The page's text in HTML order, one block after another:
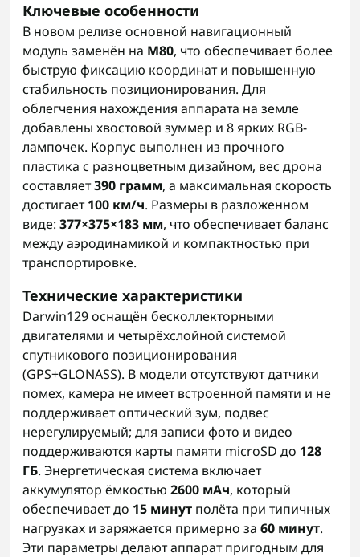
Ключевые особенности
В новом релизе основной навигационный
модуль заменён на M80, что обеспечивает более
быструю фиксацию координат и повышенную
стабильность позиционирования. Для
облегчения нахождения аппарата на земле
добавлены хвостовой зуммер и 8 ярких RGB-
лампочек. Корпус выполнен из прочного
пластика с разноцветным дизайном, вес дрона
составляет390 грамм, а максимальная скорость
достигает100 км/ч. Размеры в разложенном
виде: 377×375×183 мм, что обеспечивает баланс
между аэродинамикой и компактностью при
транспортировке.
Технические характеристики
Darwin129 оснащён бесколлекторными
двигателями и четырёхслойной системой
спутникового позиционирования
(GPS+GLONASS). В модели отсутствуют датчики
помех, камера не имеет встроенной памяти и не
поддерживает оптический зум, подвес
нерегулируемый; для записи фото и видео
поддерживаются карты памяти microSD до 128
ГБ. Энергетическая система включает
аккумулятор ёмкостью 2600 мАч, который
обеспечивает до 15 минут полёта при типичных
нагрузках и заряжается примерно за 60 минут.
Эти параметры делают аппарат пригодным для